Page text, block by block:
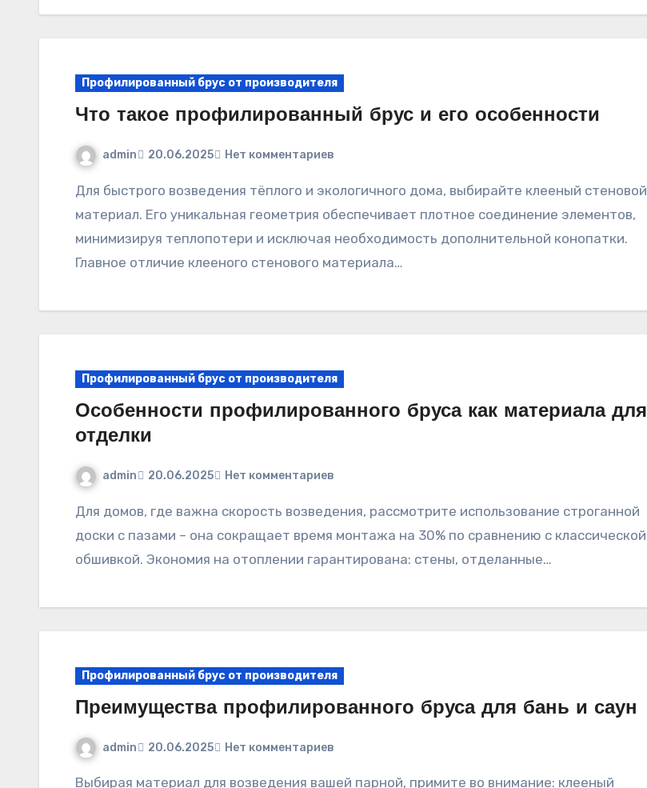
Профилированный брус от производителя
Что такое профилированный брус и его особенности
admin 20.06.2025 Нет комментариев
Для быстрого возведения тёплого и экологичного дома, выбирайте клееный стеновой
материал. Его уникальная геометрия обеспечивает плотное соединение элементов,
минимизируя теплопотери и исключая необходимость дополнительной конопатки.
Главное отличие клееного стенового материала…
Профилированный брус от производителя
Особенности профилированного бруса как материала для
отделки
admin 20.06.2025 Нет комментариев
Для домов, где важна скорость возведения, рассмотрите использование строганной
доски с пазами – она сокращает время монтажа на 30% по сравнению с классической
обшивкой. Экономия на отоплении гарантирована: стены, отделанные…
Профилированный брус от производителя
Преимущества профилированного бруса для бань и саун
admin 20.06.2025 Нет комментариев
Выбирая материал для возведения вашей парной, примите во внимание: клееный